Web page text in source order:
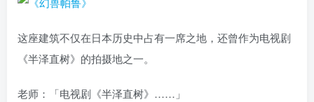
这座建筑不仅在日本历史中占有一席之地，还曾作为电视剧
《半泽直树》的拍摄地之一。
老师：「电视剧《半泽直树》……」